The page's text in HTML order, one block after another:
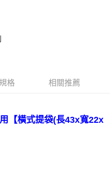
格 相關推薦
【橫式提袋(長43x寬22x